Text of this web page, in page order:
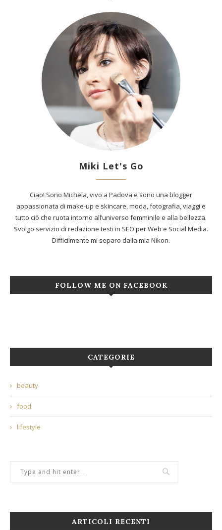
Miki Let's Go
Ciao! Sono Michela, vivo a Padova e sono una blogger
appassionata di make-up e skincare, moda, fotografia, viaggi e
tutto ciò che ruota intorno all’universo femminile e alla bellezza.
Svolgo servizio di redazione testi in SEO per Web e Social Media.
Difficilmente mi separo dalla mia Nikon.
FOLLOW ME ON FACEBOOK
CATEGORIE
beauty
food
lifestyle
ARTICOLI RECENTI